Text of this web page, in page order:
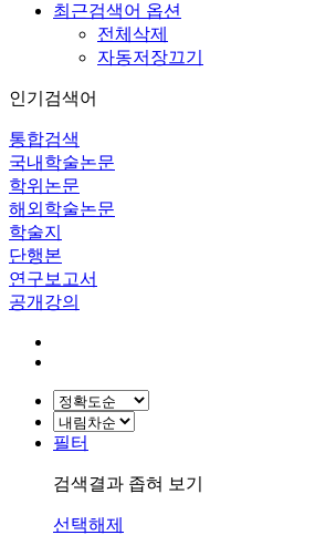
최근검색어 옵션
전체삭제
자동저장끄기
인기검색어
통합검색
국내학술논문
학위논문
해외학술논문
학술지
단행본
연구보고서
공개강의
필터
검색결과 좁혀 보기
선택해제